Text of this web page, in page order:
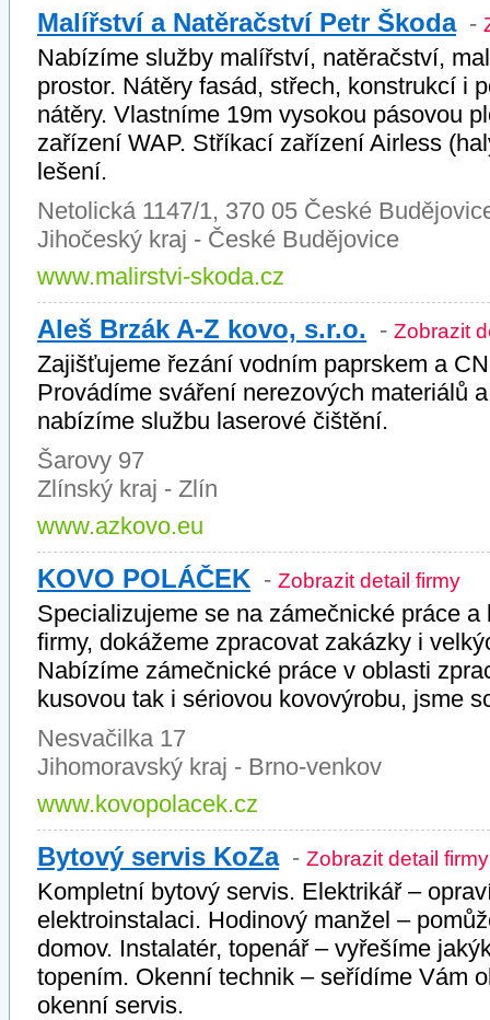
Malířství a Natěračství Petr Škoda -
Nabízíme služby malířství, natěračství,
prostor. Nátěry fasád, střech, konstrukcí i
nátěry. Vlastníme 19m vysokou pásovou
zařízení WAP. Stříkací zařízení Airless
lešení.
Netolická 1147/1, 370 05 České
Jihočeský kraj - České Budějovice
www.malirstvi-skoda.cz
Aleš Brzák A-Z kovo, s.r.o. - Zobrazit
Zajišťujeme řezání vodním paprskem a
Provádíme sváření nerezových materiálů
nabízíme službu laserové čištění.
Šarovy 97
Zlínský kraj - Zlín
www.azkovo.eu
KOVO POLÁČEK - Zobrazit detail firmy
Specializujeme se na zámečnické práce
firmy, dokážeme zpracovat zakázky i
Nabízíme zámečnické práce v oblasti
kusovou tak i sériovou kovovýrobu, jsme
Nesvačilka 17
Jihomoravský kraj - Brno-venkov
www.kovopolacek.cz
Bytový servis KoZa - Zobrazit detail firmy
Kompletní bytový servis. Elektrikář –
elektroinstalaci. Hodinový manžel –
domov. Instalatér, topenář – vyřešíme
topením. Okenní technik – seřídíme Vám
okenní servis.